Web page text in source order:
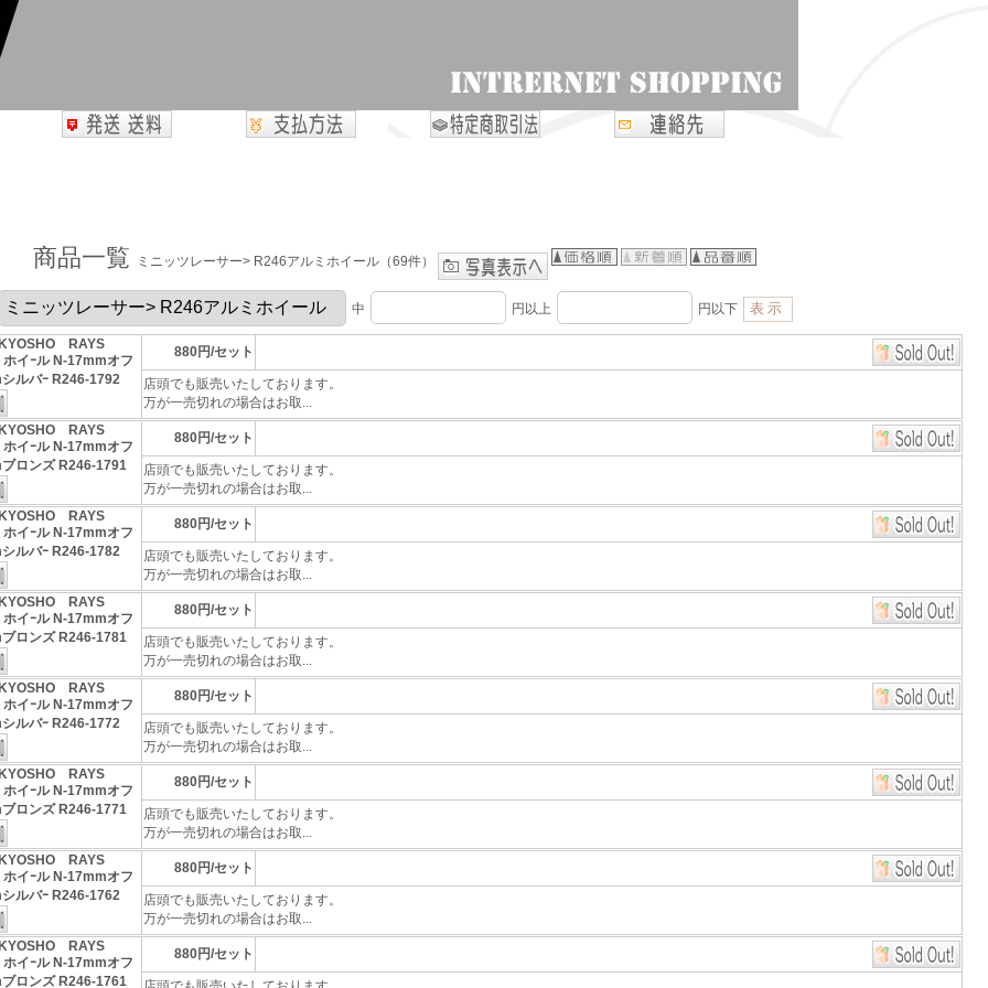
商品一覧 ミニッツレーサー> R246アルミホイール（69件）
中 円以上 円以下
RAYS
イｰル N-17mmオフ
ルバｰ R246-1792
880円/セット
店頭でも販売いたしております。
万が一売切れの場合はお取...
RAYS
イｰル N-17mmオフ
ロンズ R246-1791
880円/セット
店頭でも販売いたしております。
万が一売切れの場合はお取...
RAYS
イｰル N-17mmオフ
ルバｰ R246-1782
880円/セット
店頭でも販売いたしております。
万が一売切れの場合はお取...
RAYS
イｰル N-17mmオフ
ロンズ R246-1781
880円/セット
店頭でも販売いたしております。
万が一売切れの場合はお取...
RAYS
イｰル N-17mmオフ
ルバｰ R246-1772
880円/セット
店頭でも販売いたしております。
万が一売切れの場合はお取...
RAYS
イｰル N-17mmオフ
ロンズ R246-1771
880円/セット
店頭でも販売いたしております。
万が一売切れの場合はお取...
RAYS
イｰル N-17mmオフ
ルバｰ R246-1762
880円/セット
店頭でも販売いたしております。
万が一売切れの場合はお取...
RAYS
イｰル N-17mmオフ
ロンズ R246-1761
880円/セット